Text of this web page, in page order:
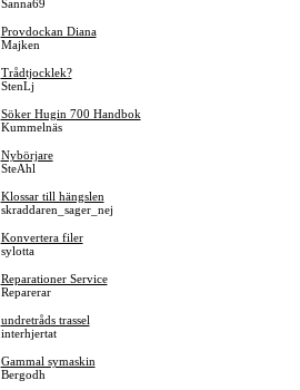
Sanna69
Provdockan Diana
Majken
Trådtjocklek?
StenLj
Söker Hugin 700 Handbok
Kummelnäs
Nybörjare
SteAhl
Klossar till hängslen
skraddaren_sager_nej
Konvertera filer
sylotta
Reparationer Service
Reparerar
undretråds trassel
interhjertat
Gammal symaskin
Bergodh